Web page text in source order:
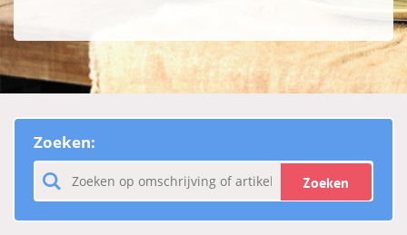
Zoeken:
Zoeken